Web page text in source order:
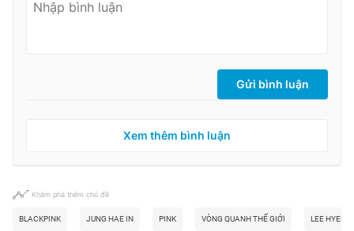
Gửi bình luận
Xem thêm bình luận
Khám phá thêm chủ đề
BLACKPINK JUNG HAE IN PINK VÒNG QUANH THẾ GIỚI LEE HYERI